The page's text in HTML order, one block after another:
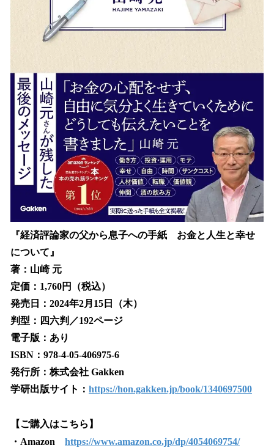
『経済評論家の父から息子への手紙 お金と人生と幸せ
について』
著：山崎 元
定価：1,760円（税込）
発売日：2024年2月15日（木）
判型：四六判／192ページ
電子版：あり
ISBN：978-4-05-406975-6
発行所：株式会社 Gakken
学研出版サイト： https://hon.gakken.jp/book/1340697500
【ご購入はこちら】
・Amazon https://www.amazon.co.jp/dp/4054069754/